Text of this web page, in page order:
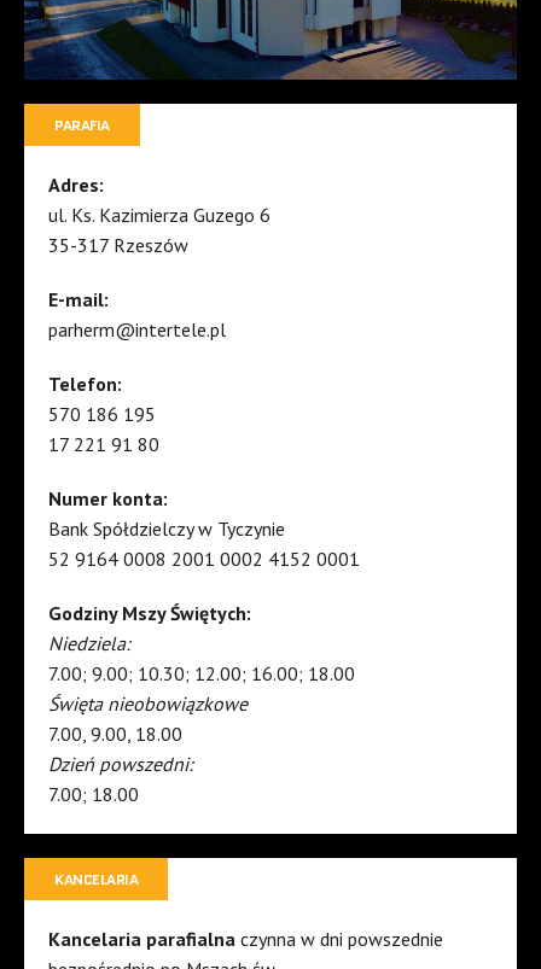
PARAFIA
Adres:
ul. Ks. Kazimierza Guzego 6
35-317 Rzeszów
E-mail:
parherm@intertele.pl
Telefon:
570 186 195
17 221 91 80
Numer konta:
Bank Spółdzielczy w Tyczynie
52 9164 0008 2001 0002 4152 0001
Godziny Mszy Świętych:
Niedziela:
7.00; 9.00; 10.30; 12.00; 16.00; 18.00
Święta nieobowiązkowe
7.00, 9.00, 18.00
Dzień powszedni:
7.00; 18.00
KANCELARIA
Kancelaria parafialna czynna w dni powszednie